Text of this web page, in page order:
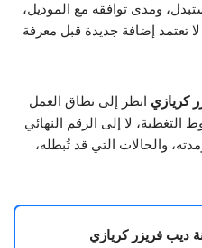
ومدى توافقه مع الموديل،
لا تعتمد إضافة جديدة قبل معرفة
كريازي انظر إلى نطاق العمل
لا إلى الرقم النهائي
والحالات التي قد تُبطله،
فريزر كريازي